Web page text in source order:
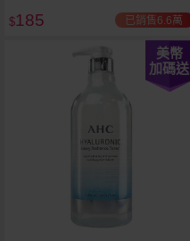
$185 已銷售6.6萬
美幣
加碼送